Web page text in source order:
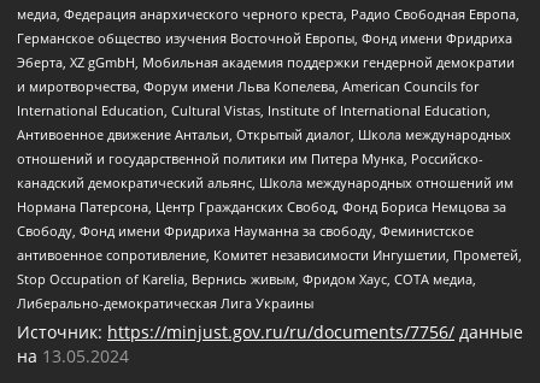
медиа, Федерация анархического черного креста, Радио Свободная Европа,
Германское общество изучения Восточной Европы, Фонд имени Фридриха
Эберта, XZ gGmbH, Мобильная академия поддержки гендерной демократии
и миротворчества, Форум имени Льва Копелева, American Councils for
International Education, Cultural Vistas, Institute of International Education,
Антивоенное движение Антальи, Открытый диалог, Школа международных
отношений и государственной политики им Питера Мунка, Российско-
канадский демократический альянс, Школа международных отношений им
Нормана Патерсона, Центр Гражданских Свобод, Фонд Бориса Немцова за
Свободу, Фонд имени Фридриха Науманна за свободу, Феминистское
антивоенное сопротивление, Комитет независимости Ингушетии, Прометей,
Stop Occupation of Karelia, Вернись живым, Фридом Хаус, СОТА медиа,
Либерально-демократическая Лига Украины
Источник: https://minjust.gov.ru/ru/documents/7756/ данные
на 13.05.2024